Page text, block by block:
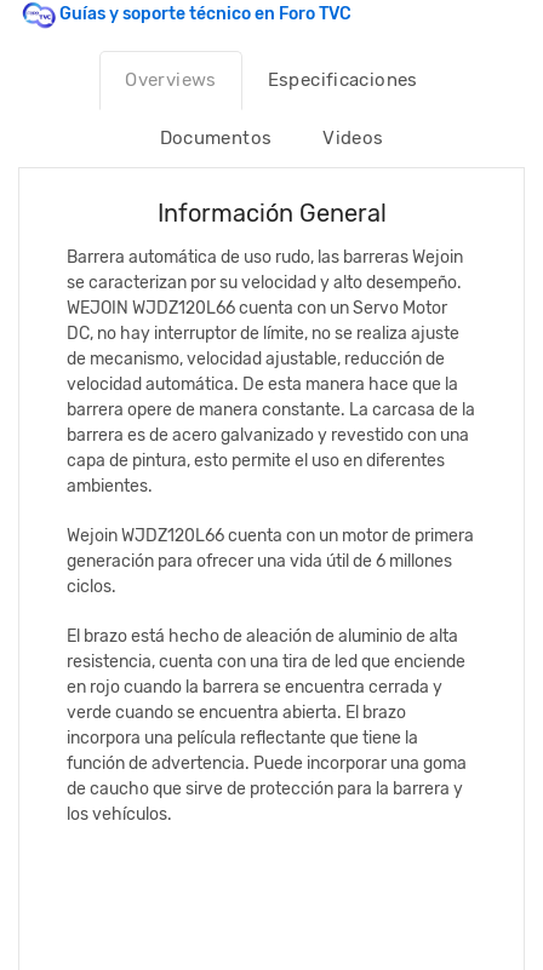
Guías y soporte técnico en Foro TVC
Overviews Especificaciones
Documentos Videos
Información General
Barrera automática de uso rudo, las barreras Wejoin
se caracterizan por su velocidad y alto desempeño.
WEJOIN WJDZ120L66 cuenta con un Servo Motor
DC, no hay interruptor de límite, no se realiza ajuste
de mecanismo, velocidad ajustable, reducción de
velocidad automática. De esta manera hace que la
barrera opere de manera constante. La carcasa de la
barrera es de acero galvanizado y revestido con una
capa de pintura, esto permite el uso en diferentes
ambientes.
Wejoin WJDZ120L66 cuenta con un motor de primera
generación para ofrecer una vida útil de 6 millones
ciclos.
El brazo está hecho de aleación de aluminio de alta
resistencia, cuenta con una tira de led que enciende
en rojo cuando la barrera se encuentra cerrada y
verde cuando se encuentra abierta. El brazo
incorpora una película reflectante que tiene la
función de advertencia. Puede incorporar una goma
de caucho que sirve de protección para la barrera y
los vehículos.